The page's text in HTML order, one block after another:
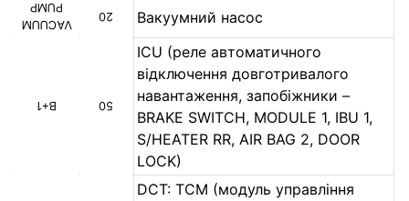
VACUUM
PUMP
20 Вакуумний насос
B+1 50
ICU (реле автоматичного
відключення довготривалого
навантаження, запобіжники –
BRAKE SWITCH, MODULE 1, IBU 1,
S/HEATER RR, AIR BAG 2, DOOR
LOCK)
DCT: TCM (модуль управління